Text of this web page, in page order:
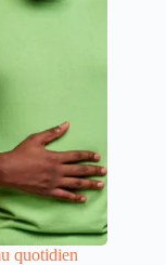
quotidien